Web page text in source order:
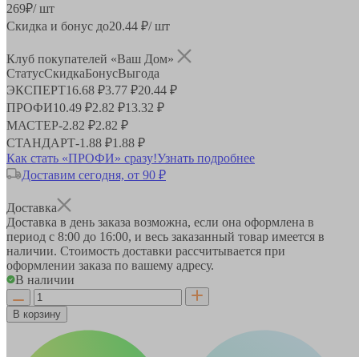
269₽/ шт
Скидка и бонус до20.44 ₽/ шт
Клуб покупателей «Ваш Дом»
СтатусСкидкаБонусВыгода
ЭКСПЕРТ16.68 ₽3.77 ₽20.44 ₽
ПРОФИ10.49 ₽2.82 ₽13.32 ₽
МАСТЕР-2.82 ₽2.82 ₽
СТАНДАРТ-1.88 ₽1.88 ₽
Как стать «ПРОФИ» сразу!Узнать подробнее
Доставим сегодня, от 90 ₽
Доставка
Доставка в день заказа возможна, если она оформлена в
период с 8:00 до 16:00, и весь заказанный товар имеется в
наличии. Стоимость доставки рассчитывается при
оформлении заказа по вашему адресу.
В наличии
В корзину